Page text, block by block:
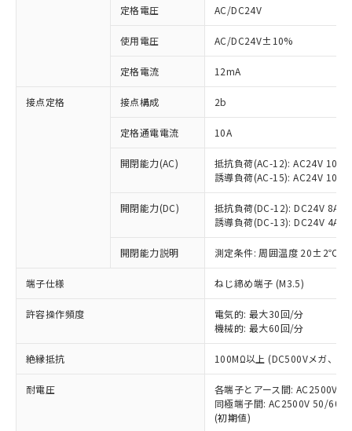
定格電圧 AC/DC24V
使用電圧 AC/DC24V±10%
定格電流 12mA
接点定格 接点構成 2b
定格通電電流 10A
開閉能力(AC)
抵抗負荷(AC-12): AC24V 10A/
誘導負荷(AC-15): AC24V
開閉能力(DC)
抵抗負荷(DC-12): DC24V 8A/
誘導負荷(DC-13): DC24V 4A/
開閉能力説明 測定条件: 周囲温度 20±2℃、
端子仕様 ねじ締め端子 (M3.5)
許容操作頻度
電気的: 最大30回/分
機械的: 最大60回/分
絶縁抵抗 100MΩ以上 (DC500Vメガ、点
耐電圧
各端子とアース間: AC2500V
同極端子間: AC2500V 50/
(初期値)
ご利用条件
以下の条件をお読みいただき、同意のうえ
ご利用ください。
本サービスは、当社制御機器事業取扱
商品の当社在庫状況および標準価格
(税抜)を提供させていただくもので
当社制御機器事業取扱商品の中には、
本サービスの対象外となる商品もある
ことをご了承ください。
在庫状況および標準価格照会結果は、
記載している更新日時点での社内デー
タに基づき作成されるものであり、閲
覧された時点での実際の在庫および標
準価格とは異なる場合があることをご
※1 対応状況
対応済み：EU RoHS指令（10物質）の
非含有に対応した製品が提供可能な商品で
す。
対応予定：EU RoHS指令（10物質）の非含
有に対応した製品に切り替える予定のある
対応予定なし：EU RoHS指令（10物質）の
非含有に非対応の商品で、対応品を出す予
定はありません。
調査・確認中：EU RoHS指令（10物質）の
非含有の対応状況を調査中または確認中の
非該当品：ライセンス料など無形物で、有
害物質有無と関係のない商品です。
仕入先様の事情により、非含有部品として
いたものが、含有品と判明した場合などや
むを得ず変更することがあります。
六価クロム(Cr(Ⅵ)) 1000ppm以下、ポリ臭化ビフェニル
類(PBB) 1000ppm以下、ポリ臭化ジフェニルエーテル類
「○」：最大均質材料含有率が中国RoHSの
基準値以下であることを示します。
「×」：最大均質材料含有率が中国RoHSの
基準値を超えていることを示します。
「－」：未確認です。当社販売部門へお問
*中国RoHS10物質の基準値 (GB/T26572)：
Pb(鉛) :1000ppm、 Hg(水銀) : 1000ppm、 Cd(カドミウ
Cr(Ⅵ)(六価クロム) : 1000ppm、 PBBs(ポリ臭化ビフェ
当社は、これら貴社製品のうち、外国
為替および外国貿易法に定める商品
（以下｢規制貨物等」という）を輸出
または国外への提供する場合は、日本
国政府の輸出許可(または役務取引許
可)を取得するなどの必要な手続きを